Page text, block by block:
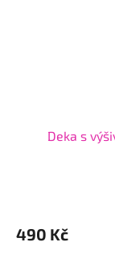
Deka s
490 Kč